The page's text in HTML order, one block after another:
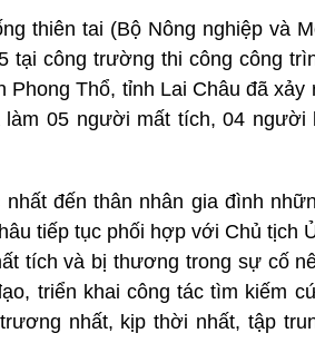
thiên tai (Bộ Nông nghiệp và
tại công trường thi công công
Thổ, tỉnh Lai Châu đã xảy
05 người mất tích, 04 người
đến thân nhân gia đình
tiếp tục phối hợp với Chủ tịch
tích và bị thương trong sự cố
triển khai công tác tìm kiếm
nhất, kịp thời nhất, tập